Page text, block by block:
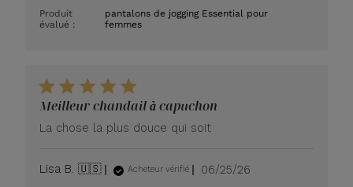
publication
Produit
évalué :
pantalons de jogging Essential pour
femmes
Meilleur chandail à capuchon
La chose la plus douce qui soit
Lisa B. 🇺🇸 Acheteur vérifié
Date
06/25/26